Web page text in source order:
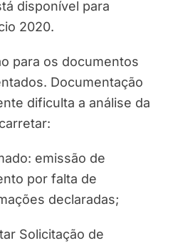
disponível para
2020.
para os documentos
Documentação
dificulta a análise da
emissão de
por falta de
declaradas;
Solicitação de